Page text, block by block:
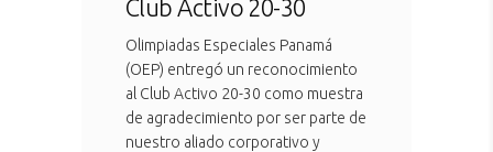
Club Activo 20-30
Olimpiadas Especiales Panamá
(OEP) entregó un reconocimiento
al Club Activo 20-30 como muestra
de agradecimiento por ser parte de
nuestro aliado corporativo y